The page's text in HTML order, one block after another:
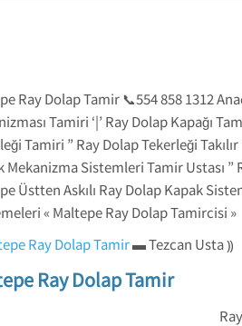
Ray Dolap Tamir 📞554 858 1312
Tamiri ‘|’ Ray Dolap Kapağı
Tamiri ” Ray Dolap Tekerleği
Mekanizma Sistemleri Tamir Ustası ”
Üstten Askılı Ray Dolap Kapak
« Maltepe Ray Dolap Tamircisi »
Ray Dolap Tamir▬ Tezcan Usta ⸩
Ray Dolap Tamir